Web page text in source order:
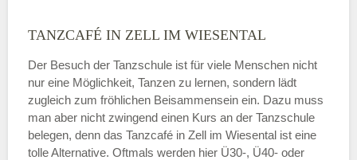
TANZCAFÉ IN ZELL IM WIESENTAL
Der Besuch der Tanzschule ist für viele Menschen nicht
nur eine Möglichkeit, Tanzen zu lernen, sondern lädt
zugleich zum fröhlichen Beisammensein ein. Dazu muss
man aber nicht zwingend einen Kurs an der Tanzschule
belegen, denn das Tanzcafé in Zell im Wiesental ist eine
tolle Alternative. Oftmals werden hier Ü30-, Ü40- oder